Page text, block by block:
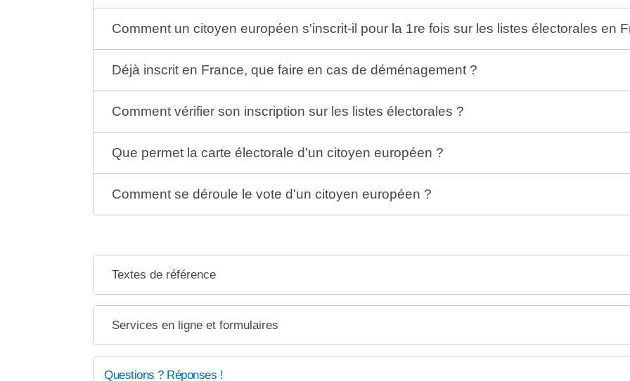
Comment un citoyen européen s'inscrit-il pour la 1re fois sur les listes électorales en
Déjà inscrit en France, que faire en cas de déménagement ?
Comment vérifier son inscription sur les listes électorales ?
Que permet la carte électorale d'un citoyen européen ?
Comment se déroule le vote d'un citoyen européen ?
Textes de référence
Services en ligne et formulaires
Questions ? Réponses !